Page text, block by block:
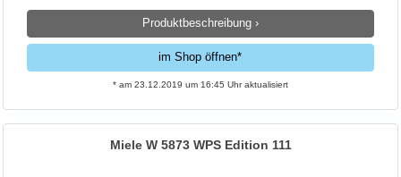
Produktbeschreibung ›
im Shop öffnen*
* am 23.12.2019 um 16:45 Uhr aktualisiert
Miele W 5873 WPS Edition 111